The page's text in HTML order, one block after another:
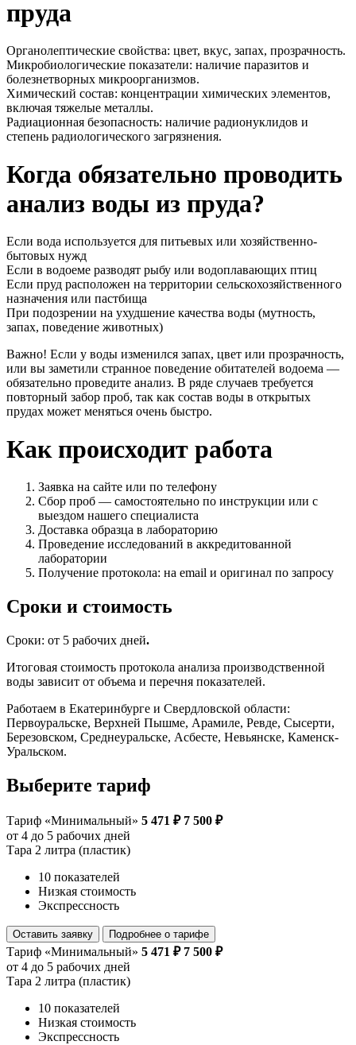
пруда
Органолептические свойства: цвет, вкус, запах, прозрачность.
Микробиологические показатели: наличие паразитов и
болезнетворных микроорганизмов.
Химический состав: концентрации химических элементов,
включая тяжелые металлы.
Радиационная безопасность: наличие радионуклидов и
степень радиологического загрязнения.
Когда обязательно проводить
анализ воды из пруда?
Если вода используется для питьевых или хозяйственно-
бытовых нужд
Если в водоеме разводят рыбу или водоплавающих птиц
Если пруд расположен на территории сельскохозяйственного
назначения или пастбища
При подозрении на ухудшение качества воды (мутность,
запах, поведение животных)
Важно! Если у воды изменился запах, цвет или прозрачность,
или вы заметили странное поведение обитателей водоема —
обязательно проведите анализ. В ряде случаев требуется
повторный забор проб, так как состав воды в открытых
прудах может меняться очень быстро.
Как происходит работа
Заявка на сайте или по телефону
Сбор проб — самостоятельно по инструкции или с
выездом нашего специалиста
Доставка образца в лабораторию
Проведение исследований в аккредитованной
лаборатории
Получение протокола: на email и оригинал по запросу
Сроки и стоимость
Сроки: от 5 рабочих дней.
Итоговая стоимость протокола анализа производственной
воды зависит от объема и перечня показателей.
Работаем в Екатеринбурге и Свердловской области:
Первоуральске, Верхней Пышме, Арамиле, Ревде, Сысерти,
Березовском, Среднеуральске, Асбесте, Невьянске, Каменск-
Уральском.
Выберите тариф
Тариф «Минимальный» 5 471 ₽ 7 500 ₽
от 4 до 5 рабочих дней
Тара 2 литра (пластик)
10 показателей
Низкая стоимость
Экспрессность
Оставить заявку Подробнее о тарифе
Тариф «Минимальный» 5 471 ₽ 7 500 ₽
от 4 до 5 рабочих дней
Тара 2 литра (пластик)
10 показателей
Низкая стоимость
Экспрессность